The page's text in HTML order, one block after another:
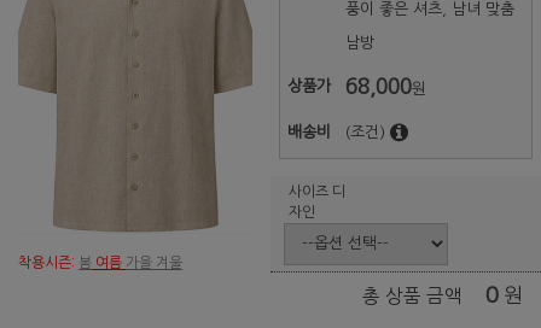
착용시즌: 봄 여름 가을 겨울
풍이 좋은 셔츠, 남녀 맞춤
남방
상품가 68,000원
배송비 (조건)
사이즈 디
자인
총 상품 금액 0 원